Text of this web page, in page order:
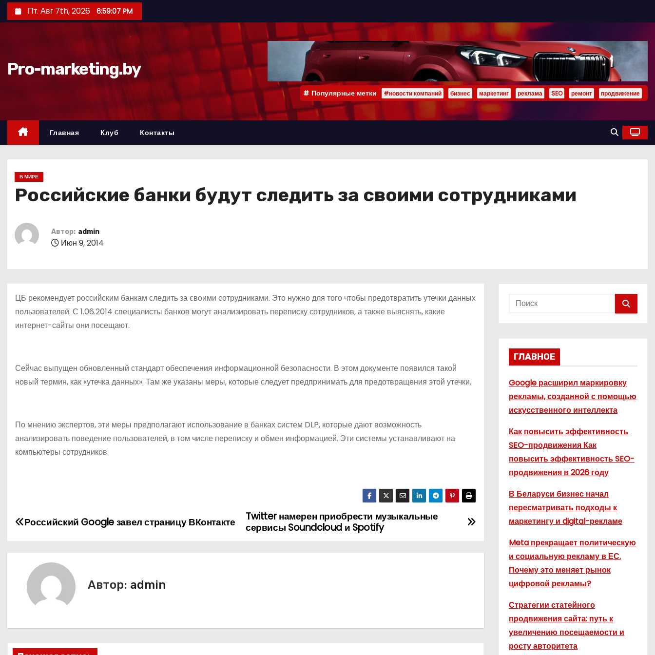
е
д
Пт. Авг 7th, 2026 6:59:08 PM
Pro-marketing.by
Популярные метки #новости компаний бизнес маркетинг реклама SEO ремонт продвижение
Главная Клуб Контакты
В МИРЕ
Российские банки будут следить за своими сотрудниками
Автор: admin
Июн 9, 2014
ЦБ рекомендует российским банкам следить за своими сотрудниками. Это нужно для того чтобы предотвратить утечки данных
пользователей. С 1.06.2014 специалисты банков могут анализировать переписку сотрудников, а также выяснять, какие
интернет-сайты они посещают.
Сейчас выпущен обновленный стандарт обеспечения информационной безопасности. В этом документе появился такой
новый термин, как «утечка данных». Там же указаны меры, которые следует предпринимать для предотвращения этой утечки.
По мнению экспертов, эти меры предполагают использование в банках систем DLP, которые дают возможность
анализировать поведение пользователей, в том числе переписку и обмен информацией. Эти системы устанавливают на
компьютеры сотрудников.
Н
ц
Twitter намерен приобрести музыкальные
сервисы Soundcloud и Spotify
Российский Google завел страницу ВКонтакте
Автор: admin
ГЛАВНОЕ
Google расширил маркировку
рекламы, созданной с помощью
искусственного интеллекта
Как повысить эффективность
SEO-продвижения Как
повысить эффективность SEO-
продвижения в 2026 году
В Беларуси бизнес начал
пересматривать подходы к
маркетингу и digital-рекламе
Meta прекращает политическую
и социальную рекламу в ЕС.
Почему это меняет рынок
цифровой рекламы?
Стратегии статейного
продвижения сайта: путь к
увеличению посещаемости и
росту авторитета